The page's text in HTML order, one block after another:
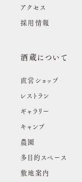
アクセス
採用情報
酒蔵について
直営ショップ
レストラン
ギャラリー
キャンプ
農園
多目的スペース
敷地案内